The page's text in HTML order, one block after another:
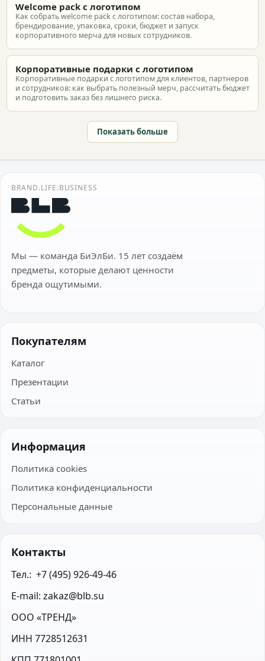
Welcome pack с логотипом
Как собрать welcome pack с логотипом: состав набора,
брендирование, упаковка, сроки, бюджет и запуск
корпоративного мерча для новых сотрудников.
Корпоративные подарки с логотипом
Корпоративные подарки с логотипом для клиентов, партнеров
и сотрудников: как выбрать полезный мерч, рассчитать бюджет
и подготовить заказ без лишнего риска.
Показать больше
BRAND.LIFE.BUSINESS
Мы — команда БиЭлБи. 15 лет создаём
предметы, которые делают ценности
бренда ощутимыми.
Покупателям
Каталог
Презентации
Статьи
Информация
Политика cookies
Политика конфиденциальности
Персональные данные
Контакты
Тел.:  +7 (495) 926-49-46
E-mail: zakaz@blb.su
ООО «ТРЕНД»
ИНН 7728512631